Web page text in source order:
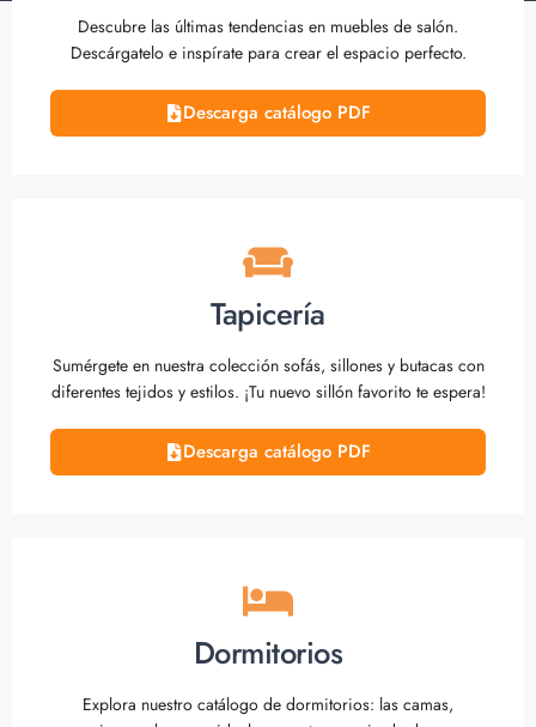
Descubre las últimas tendencias en muebles de salón.
Descárgatelo e inspírate para crear el espacio perfecto.
Descarga catálogo PDF
Tapicería
Sumérgete en nuestra colección sofás, sillones y butacas con
diferentes tejidos y estilos. ¡Tu nuevo sillón favorito te espera!
Descarga catálogo PDF
Dormitorios
Explora nuestro catálogo de dormitorios: las camas,